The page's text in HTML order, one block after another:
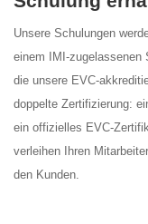
Unsere Schulungen
einem IMI-zugelassenen
die unsere EVC-
doppelte Zertifizierung:
ein offizielles EVC-
verleihen Ihren
den Kunden.